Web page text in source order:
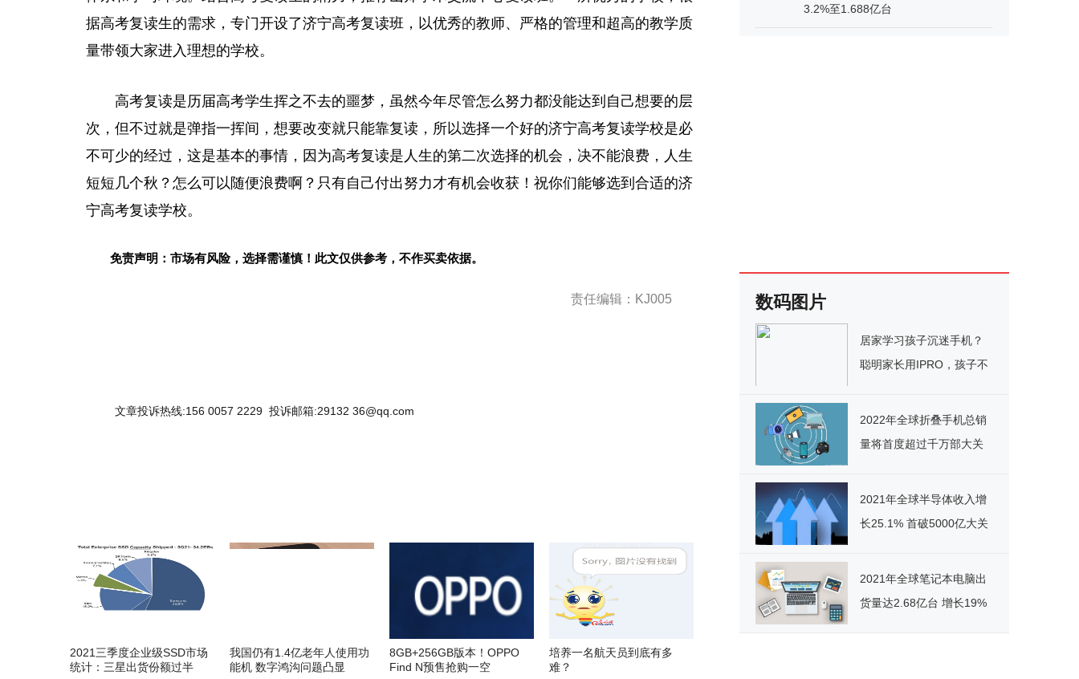
据高考复读生的需求，专门开设了济宁高考复读班，以优秀的教师、严格的管理和超高的教学质
量带领大家进入理想的学校。
高考复读是历届高考学生挥之不去的噩梦，虽然今年尽管怎么努力都没能达到自己想要的层
次，但不过就是弹指一挥间，想要改变就只能靠复读，所以选择一个好的济宁高考复读学校是必
不可少的经过，这是基本的事情，因为高考复读是人生的第二次选择的机会，决不能浪费，人生
短短几个秋？怎么可以随便浪费啊？只有自己付出努力才有机会收获！祝你们能够选到合适的济
宁高考复读学校。
免责声明：市场有风险，选择需谨慎！此文仅供参考，不作买卖依据。
责任编辑：KJ005
文章投诉热线:156 0057 2229 投诉邮箱:29132 36@qq.com
2021三季度企业级SSD市场
统计：三星出货份额过半
我国仍有1.4亿老年人使用功
能机 数字鸿沟问题凸显
8GB+256GB版本！OPPO
Find N预售抢购一空
培养一名航天员到底有多
难？
3.2%至1.688亿台
数码图片
居家学习孩子沉迷手机？
聪明家长用IPRO，孩子不
2022年全球折叠手机总销
量将首度超过千万部大关
2021年全球半导体收入增
长25.1% 首破5000亿大关
2021年全球笔记本电脑出
货量达2.68亿台 增长19%